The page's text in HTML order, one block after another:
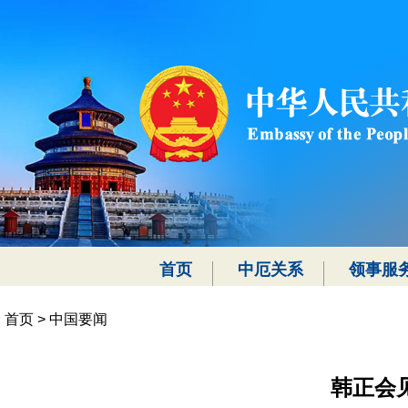
首页 中厄关系 领事服
首页 > 中国要闻
韩正会